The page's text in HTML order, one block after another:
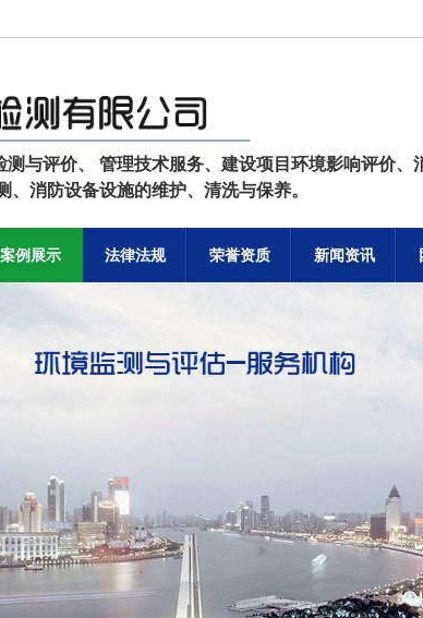
测与评价、 管理技术服务、建设项目环境影响评价、
、消防设备设施的维护、清洗与保养。
案例展示 法律法规 荣誉资质 新闻资讯